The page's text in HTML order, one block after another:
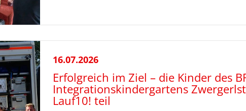
16.07.2026
Erfolgreich im Ziel – die Kinder des
Integrationskindergartens
Lauf10! teil